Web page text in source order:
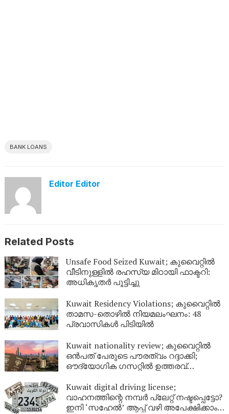
BANK LOANS
Editor Editor
Related Posts
Unsafe Food Seized Kuwait; കുവൈറ്റിൽ
വീടിനുള്ളിൽ രഹസ്യ മിഠായി ഫാക്ടറി:
അധികൃതർ പൂട്ടിച്ചു
Kuwait Residency Violations; കുവൈറ്റിൽ
താമസ-തൊഴിൽ നിയമലംഘനം: 48
പ്രവാസികൾ പിടിയിൽ
Kuwait nationality review; കുവൈറ്റിൽ
ഒൻപത് പേരുടെ പൗരത്വം റദ്ദാക്കി;
ഔദ്യോഗിക ഗസറ്റിൽ ഉത്തരവ്
Kuwait digital driving license;
വാഹനത്തിന്റെ നമ്പര്‍ പ്ലേറ്റ് നഷ്ടപ്പെട്ടോ?
ഇനി ‘സഹേൽ’ ആപ്പ് വഴി അപേക്ഷിക്കാം;